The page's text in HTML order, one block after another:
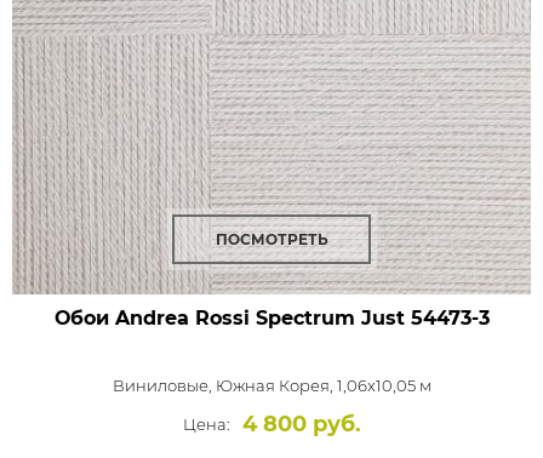
ПОСМОТРЕТЬ
Обои Andrea Rossi Spectrum Just54473-3
Виниловые, Южная Корея, 1,06x10,05 м
Цена:
4 800 руб.